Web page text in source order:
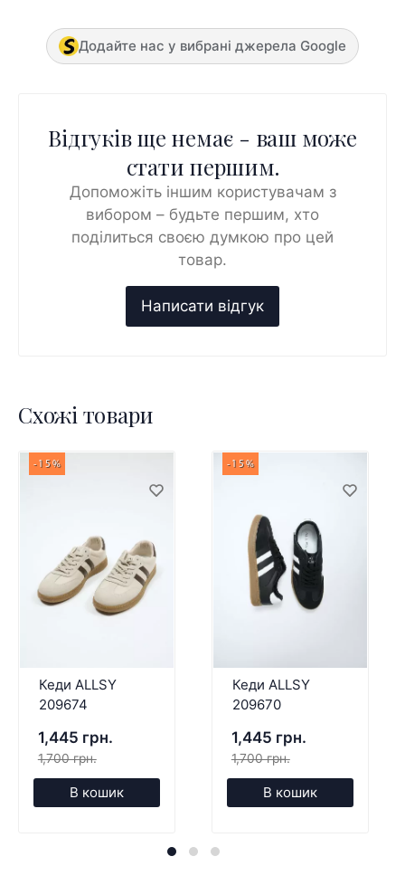
Додайте нас у вибрані джерела Google
Відгуків ще немає - ваш може
стати першим.
Допоможіть іншим користувачам з
вибором – будьте першим, хто
поділиться своєю думкою про цей
товар.
Схожі товари
-15%
Кеди ALLSY
209674
1,445 грн.
1,700 грн.
В кошик
-15%
Кеди ALLSY
209670
1,445 грн.
1,700 грн.
В кошик